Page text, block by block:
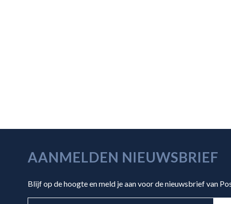
AANMELDEN NIEUWSBRIEF
Blijf op de hoogte en meld je aan voor de nieuwsbrief van